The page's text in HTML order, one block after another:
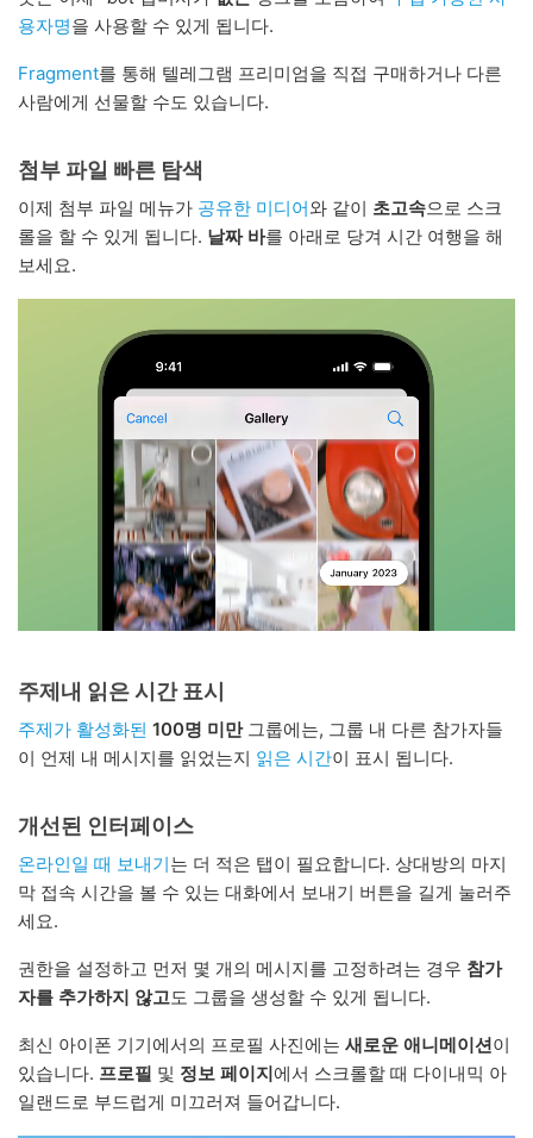
용자명을 사용할 수 있게 됩니다.
Fragment를 통해 텔레그램 프리미엄을 직접 구매하거나 다른
사람에게 선물할 수도 있습니다.
첨부 파일 빠른 탐색
이제 첨부 파일 메뉴가 공유한 미디어와 같이 초고속으로 스크
롤을 할 수 있게 됩니다. 날짜 바를 아래로 당겨 시간 여행을 해
보세요.
주제내 읽은 시간 표시
주제가 활성화된 100명 미만그룹에는, 그룹 내 다른 참가자들
이 언제 내 메시지를 읽었는지 읽은 시간이 표시 됩니다.
개선된 인터페이스
온라인일 때 보내기는 더 적은 탭이 필요합니다. 상대방의 마지
막 접속 시간을 볼 수 있는 대화에서 보내기 버튼을 길게 눌러주
세요.
권한을 설정하고 먼저 몇 개의 메시지를 고정하려는 경우 참가
자를 추가하지 않고도 그룹을 생성할 수 있게 됩니다.
최신 아이폰 기기에서의 프로필 사진에는 새로운 애니메이션이
있습니다. 프로필 및 정보 페이지에서 스크롤할 때 다이내믹 아
일랜드로 부드럽게 미끄러져 들어갑니다.